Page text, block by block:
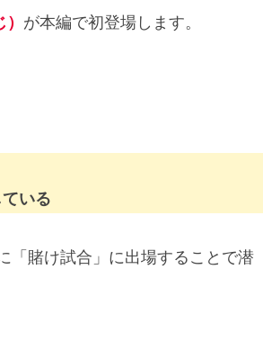
者狩りとの戦い！
滅回遊編！」まとめ
が本編で初登場します。
いる
「賭け試合」に出場することで潜